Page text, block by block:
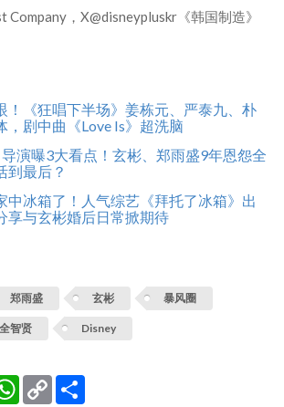
Company，X@disneypluskr《韩国制造》
！《狂唱下半场》姜栋元、严泰九、朴
，剧中曲《Love Is》超洗脑
导演曝3大看点！玄彬、郑雨盛9年恩怨全
到最后？
中冰箱了！人气综艺《拜托了冰箱》出
享与玄彬婚后日常掀期待
郑雨盛 玄彬 暴风圈
全智贤 Disney
WhatsApp
Copy
Link